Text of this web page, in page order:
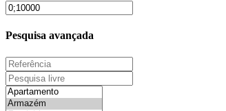
Pesquisa avançada